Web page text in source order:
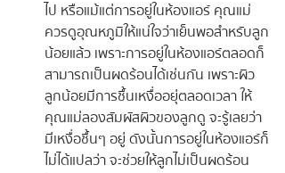
ไป หรือแม้แต่การอยู่ในห้องแอร์ คุณแม่
ควรดูอุณหภูมิให้แน่ใจว่าเย็นพอสำหรับลูก
น้อยแล้ว เพราะการอยู่ในห้องแอร์ตลอดก็
สามารถเป็นผดร้อนได้เช่นกัน เพราะผิว
ลูกน้อยมีการชื้นเหงื่ออยุ่ตลอดเวลา ให้
คุณแม่ลองสัมผัสผิวของลูกดู จะรู้เลยว่า
มีเหงื่อชื้นๆ อยู่ ดังนั้นการอยู่ในห้องแอร์ก็
ไม่ได้แปลว่า จะช่วยให้ลูกไม่เป็นผดร้อน